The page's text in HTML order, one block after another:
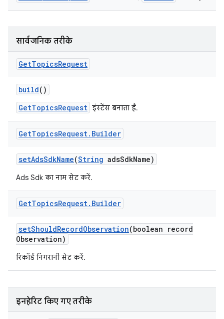
सार्वजनिक तरीके
GetTopicsRequest
build()
GetTopicsRequest इंस्टेंस बनाता है.
GetTopicsRequest. Builder
setAdsSdkName(String adsSdkName)
Ads Sdk का नाम सेट करें.
GetTopicsRequest. Builder
setShouldRecordObservation(boolean record
Observation)
रिकॉर्ड निगरानी सेट करें.
इनहेरिट किए गए तरीके